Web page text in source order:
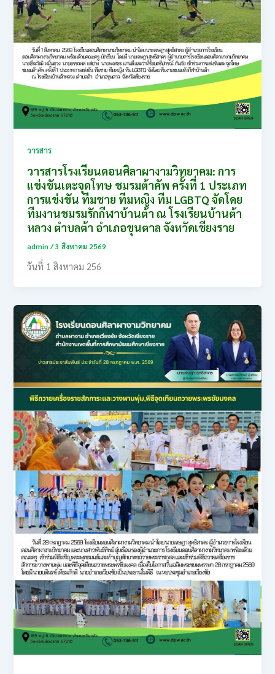
วารสาร
วารสารโรงเรียนดอนศิลาผางามวิทยาคม: การ
แข่งขันเตะจุดโทษ ชมรมต้าคัพ ครั้งที่ 1 ประเภท
การแข่งขัน ทีมชาย ทีมหญิง ทีม LGBTQ จัดโดย
ทีมงานชมรมรักกีฬาบ้านต้า ณ โรงเรียนบ้านต้า
หลวง ตำบลต้า อำเภอขุนตาล จังหวัดเชียงราย
admin/3 สิงหาคม 2569
วันที่ 1 สิงหาคม 256